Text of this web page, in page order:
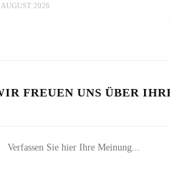
AUGUST 2026
FREUEN UNS ÜBER